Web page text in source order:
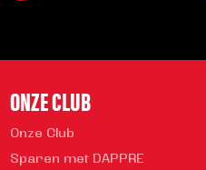
ONZE CLUB
Onze Club
Sparen met DAPPRE